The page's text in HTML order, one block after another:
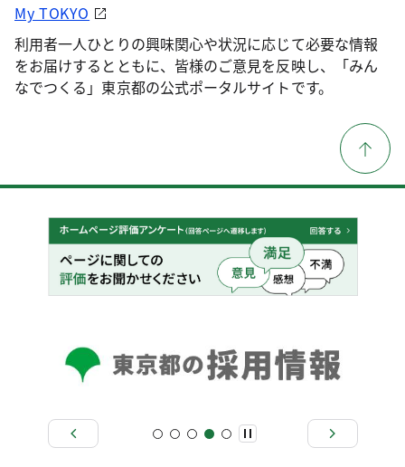
My TOKYO
利用者一人ひとりの興味関心や状況に応じて必要な情報
をお届けするとともに、皆様のご意見を反映し、「みん
なでつくる」東京都の公式ポータルサイトです。